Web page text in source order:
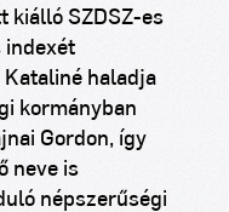
kiálló SZDSZ-es
indexét
haladja
kormányban
Gordon, így
neve is
népszerűségi